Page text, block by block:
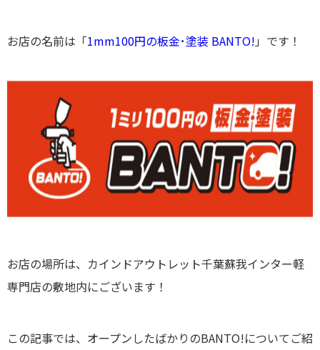
お店の名前は 「1mm100円の板金･塗装 BANTO! 」 です！
お店の場所は、カインドアウトレット千葉蘇我インター軽
専門店の敷地内にございます！
この記事では、オープンしたばかりのBANTO!についてご紹